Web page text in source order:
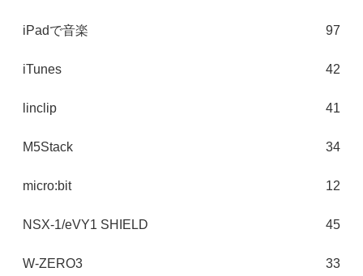
iPadで音楽 97
iTunes 42
linclip 41
M5Stack 34
micro:bit 12
NSX-1/eVY1 SHIELD 45
W-ZERO3 33